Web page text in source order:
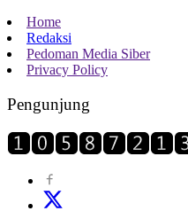
Home
Redaksi
Pedoman Media Siber
Privacy Policy
Pengunjung